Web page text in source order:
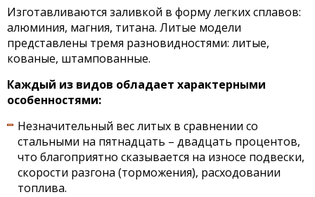
Изготавливаются заливкой в форму легких сплавов:
алюминия, магния, титана. Литые модели
представлены тремя разновидностями: литые,
кованые, штампованные.
Каждый из видов обладает характерными
особенностями:
Незначительный вес литых в сравнении со
стальными на пятнадцать – двадцать процентов,
что благоприятно сказывается на износе подвески,
скорости разгона (торможения), расходовании
топлива.